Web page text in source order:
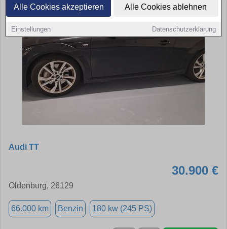
Alle Cookies akzeptieren Alle Cookies ablehnen
Einstellungen Datenschutzerklärung
Audi TT
30.900 €
Oldenburg, 26129
66.000 km Benzin 180 kw (245 PS)